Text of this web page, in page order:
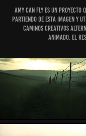
Amy can fly es un proyecto
partiendo de esta imagen
caminos creativos
animado. el